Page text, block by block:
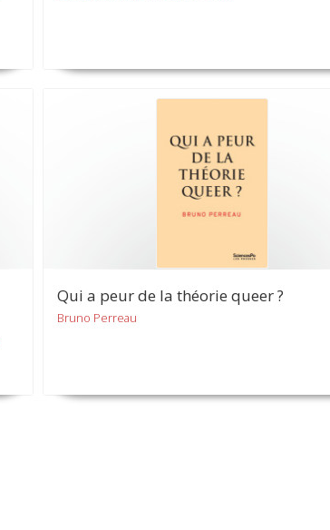
Qui a peur de la théorie queer ?
Bruno Perreau